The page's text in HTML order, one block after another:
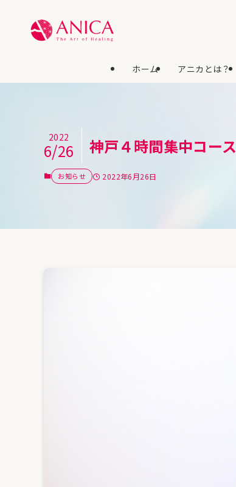
ホーム アニカとは？
神戸４時間集中コー
2022
6/26
お知らせ 2022年6月26日